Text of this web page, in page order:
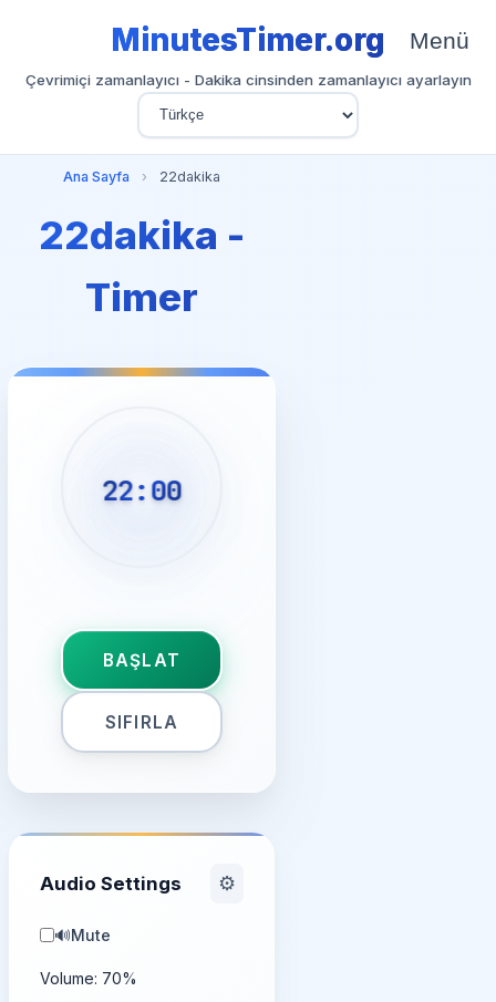
MinutesTimer.org
Çevrimiçi zamanlayıcı - Dakika cinsinden zamanlayıcı ayarlayın
Menü
Ana Sayfa › 22dakika
22dakika -
Timer
22:00
BAŞLAT
SIFIRLA
Audio Settings ⚙️
🔊Mute
Volume: 70%